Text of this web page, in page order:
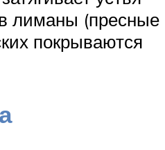
лиманы (пресные
покрываются